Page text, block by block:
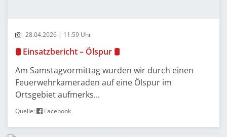
28.04.2026 | 11:59 Uhr
🛢️ Einsatzbericht – Ölspur 🛢️
Am Samstagvormittag wurden wir durch einen
Feuerwehrkameraden auf eine Ölspur im
Ortsgebiet aufmerks...
Quelle: Facebook